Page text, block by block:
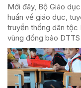
Mới đây, Bộ Giáo
huấn về giáo dục,
truyền thống dân
vùng đồng bào